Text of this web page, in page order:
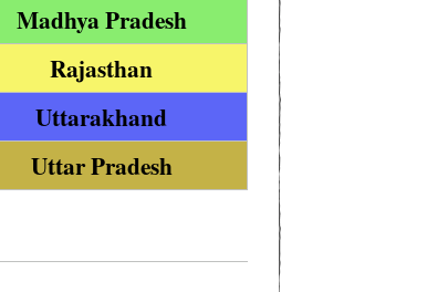
Madhya Pradesh
Rajasthan
Uttarakhand
Uttar Pradesh